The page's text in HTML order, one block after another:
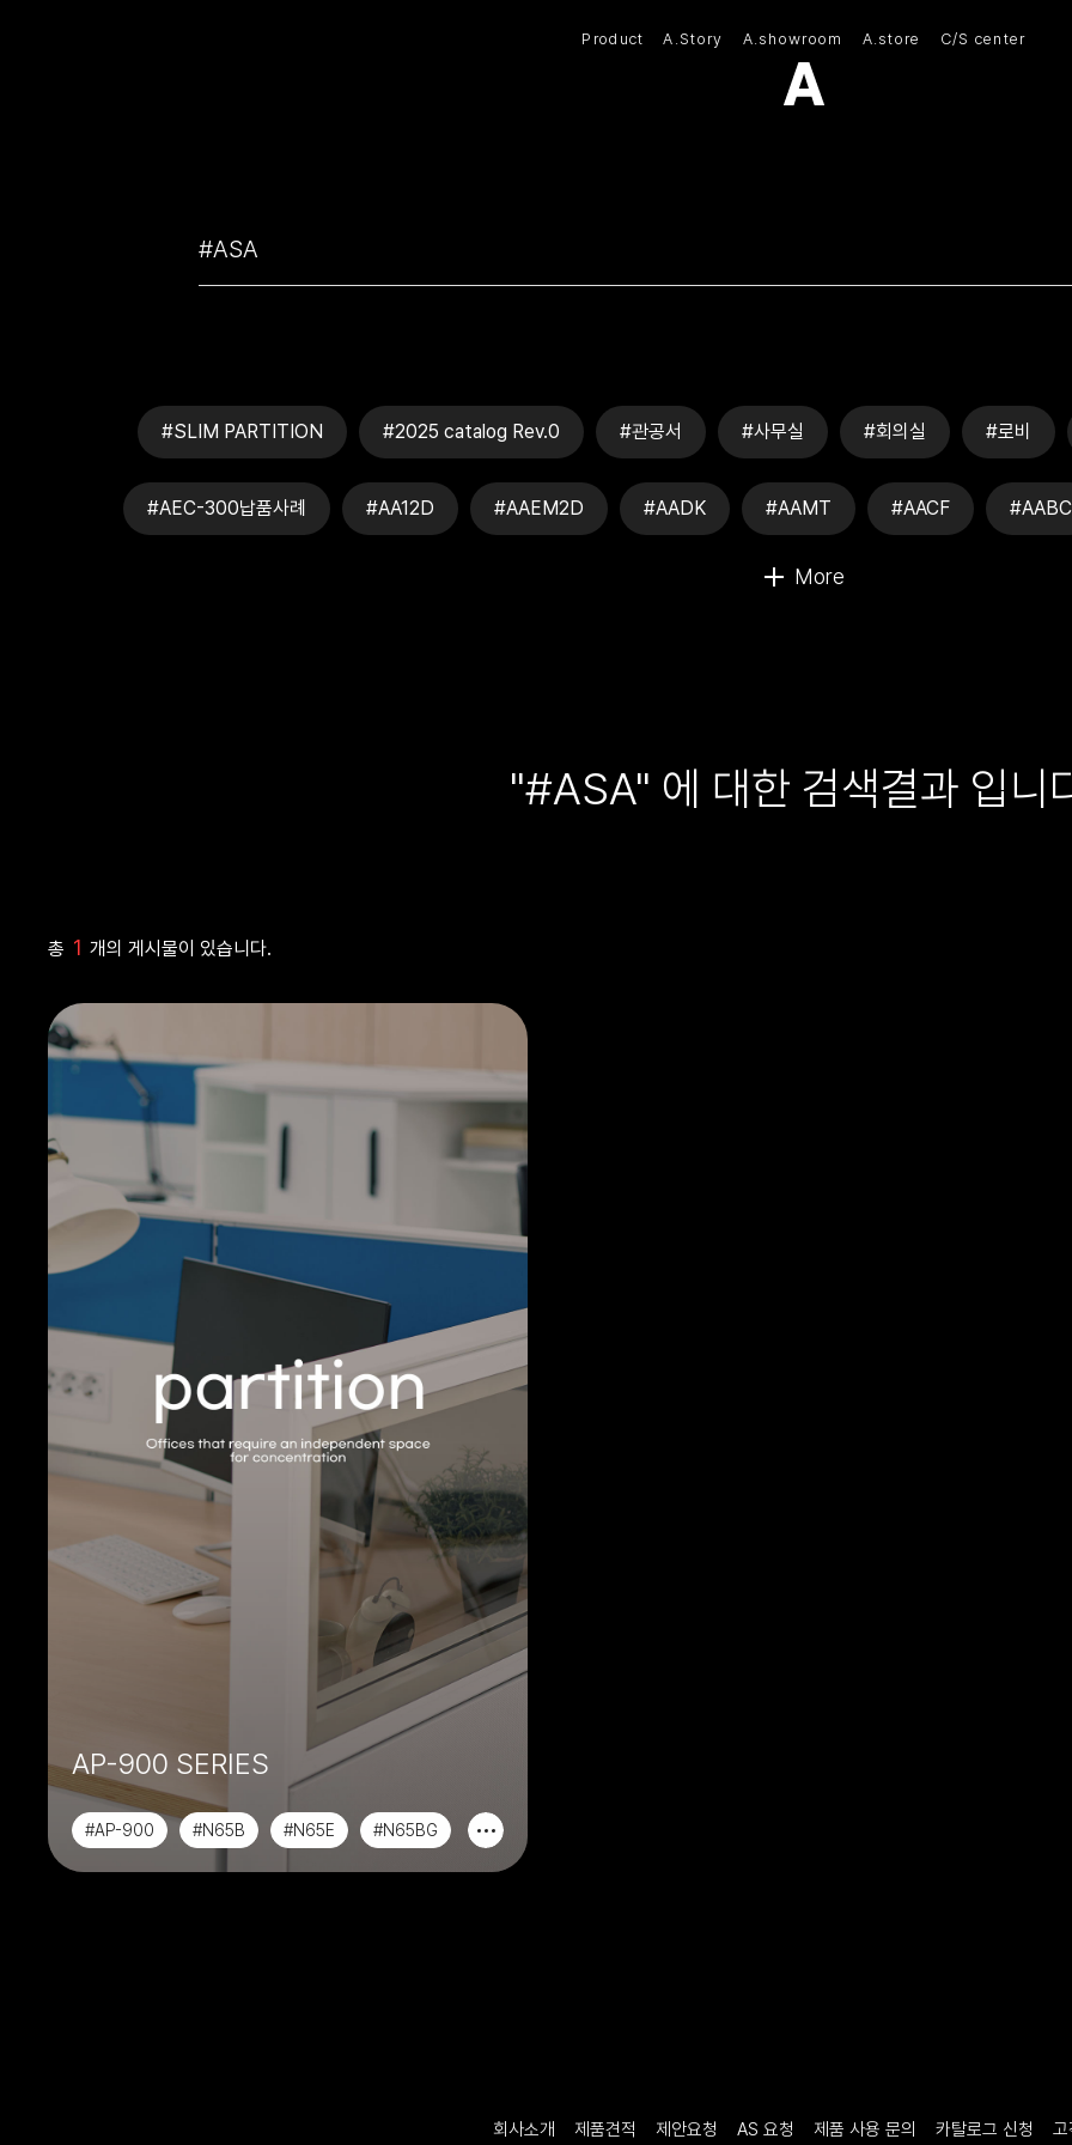
Product A.Story A.showroom A.store C/S center
(주)아모스아인스가구
#SLIM PARTITION #2025 catalog Rev.0 #관공서 #사무실 #회의실 #로비
#AEC-300납품사례 #AA12D #AAEM2D #AADK #AAMT #AACF #AABC
"#ASA" 에 대한 검색결과 입니
총 1 개의 게시물이 있습니다.
AP-900 SERIES
#AP-900 #N65B #N65E #N65BG
회사소개 제품견적 제안요청 AS 요청 제품 사용 문의 카탈로그 신청 고